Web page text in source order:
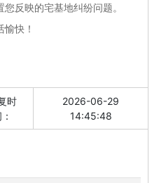
反映的宅基地纠纷问题。
快！
时
2026-06-29
14:45:48